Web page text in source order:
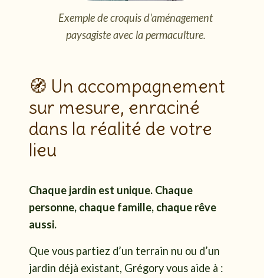
Exemple de croquis d'aménagement
paysagiste avec la permaculture.
🧭 Un accompagnement
sur mesure, enraciné
dans la réalité de votre
lieu
Chaque jardin est unique. Chaque
personne, chaque famille, chaque rêve
aussi.
Que vous partiez d’un terrain nu ou d’un
jardin déjà existant, Grégory vous aide à :